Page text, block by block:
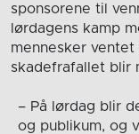
sponsorene til
lørdagens kamp
mennesker
skadefrafallet blir
– På lørdag blir
og publikum, og